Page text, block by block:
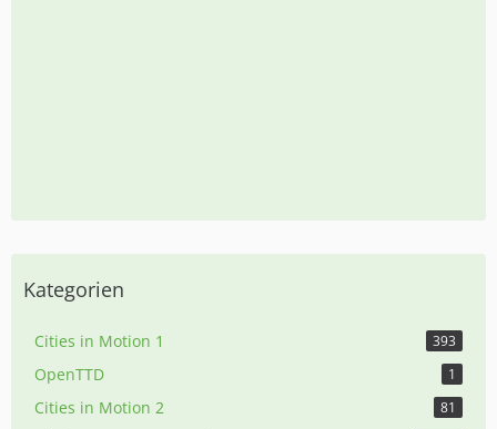
Kategorien
Cities in Motion 1 393
OpenTTD 1
Cities in Motion 2 81